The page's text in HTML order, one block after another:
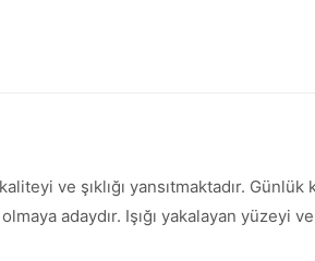
ve şıklığı yansıtmaktadır.
adaydır. Işığı yakalayan yüzeyi